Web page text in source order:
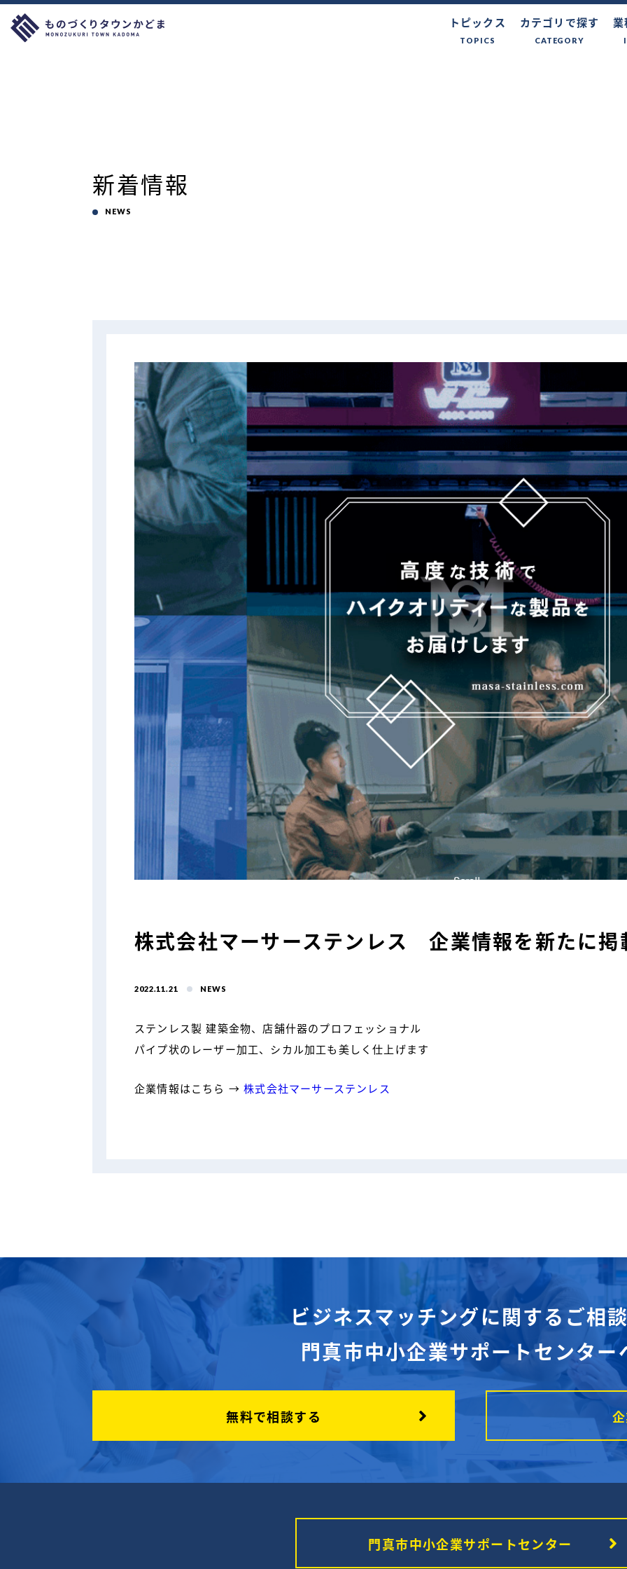
トピックス
TOPICS
カテゴリで探す
CATEGORY
業
新着情報
NEWS
株式会社マーサーステンレス 企業情報を新たに掲
2022.11.21 NEWS
ステンレス製 建築金物、店舗什器のプロフェッショナル
パイプ状のレーザー加工、シカル加工も美しく仕上げます
企業情報はこちら →株式会社マーサーステンレス
ビジネスマッチングに関するご相
門真市中小企業サポートセンター
無料で相談する
門真市中小企業サポートセンター